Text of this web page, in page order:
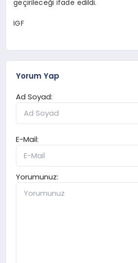
geçirileceği ifade edildi.
IGF
Yorum Yap
Ad Soyad:
E-Mail:
Yorumunuz: